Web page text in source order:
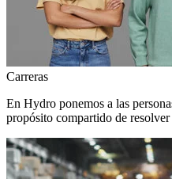
Carreras
En Hydro ponemos a las
propósito compartido de resolver